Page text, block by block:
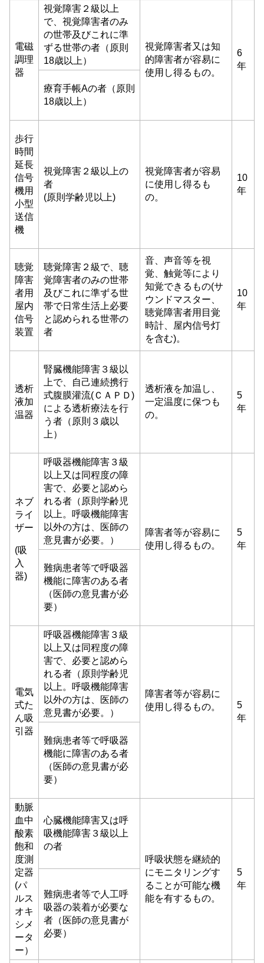
電磁
調理
器
視覚障害２級以上
で、視覚障害者のみ
の世帯及びこれに準
ずる世帯の者（原則
18歳以上）
視覚障害者又は知
的障害者が容易に
使用し得るもの。
6
年
療育手帳Aの者（原則
18歳以上）
歩行
時間
延長
信号
機用
小型
送信
機
視覚障害２級以上の
者
(原則学齢児以上)
視覚障害者が容易
に使用し得るも
の。
10
年
聴覚
障害
者用
屋内
信号
装置
聴覚障害２級で、聴
覚障害者のみの世帯
及びこれに準ずる世
帯で日常生活上必要
と認められる世帯の
者
音、声音等を視
覚、触覚等により
知覚できるもの(サ
ウンドマスター、
聴覚障害者用目覚
時計、屋内信号灯
を含む)。
10
年
透析
液加
温器
腎臓機能障害３級以
上で、自己連続携行
式腹膜灌流(ＣＡＰＤ)
による透析療法を行
う者（原則３歳以
上）
透析液を加温し、
一定温度に保つも
の。
5
年
ネブ
ライ
ザー
(吸
入
器)
呼吸器機能障害３級
以上又は同程度の障
害で、必要と認めら
れる者（原則学齢児
以上。呼吸機能障害
以外の方は、医師の
意見書が必要。）
障害者等が容易に
使用し得るもの。
5
年
難病患者等で呼吸器
機能に障害のある者
（医師の意見書が必
要）
電気
式た
ん吸
引器
呼吸器機能障害３級
以上又は同程度の障
害で、必要と認めら
れる者（原則学齢児
以上。呼吸機能障害
以外の方は、医師の
意見書が必要。）
障害者等が容易に
使用し得るもの。
5
年
難病患者等で呼吸器
機能に障害のある者
（医師の意見書が必
要）
動脈
血中
酸素
飽和
度測
定器
(パ
ルス
オキ
シメ
ータ
ー）
心臓機能障害又は呼
吸機能障害３級以上
の者
呼吸状態を継続的
にモニタリングす
ることが可能な機
能を有するもの。
5
年
難病患者等で人工呼
吸器の装着が必要な
者（医師の意見書が
必要）